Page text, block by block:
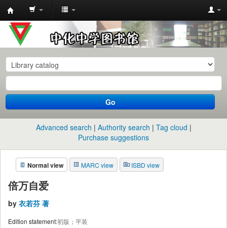
中
化
中
学
图
书
馆
目
录
Go
Advanced search Authority search
Tag cloud
Purchase suggestions
Normal view MARC view ISBD view
倍万自爱
by 衣若芬 著
Edition statement:初版；平装